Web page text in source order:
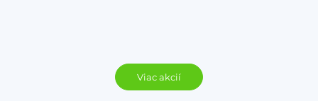
Viac akcií